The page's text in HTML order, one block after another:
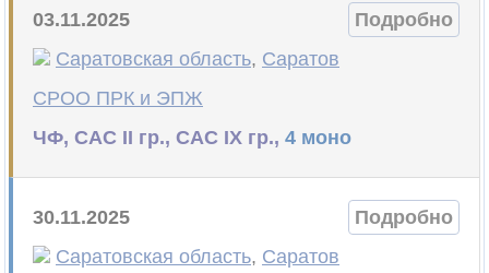
03.11.2025
Подробно
Саратовская область, Саратов
СРОО ПРК и ЭПЖ
ЧФ, САС II гр., САС IX гр., 4 моно
30.11.2025
Подробно
Саратовская область, Саратов